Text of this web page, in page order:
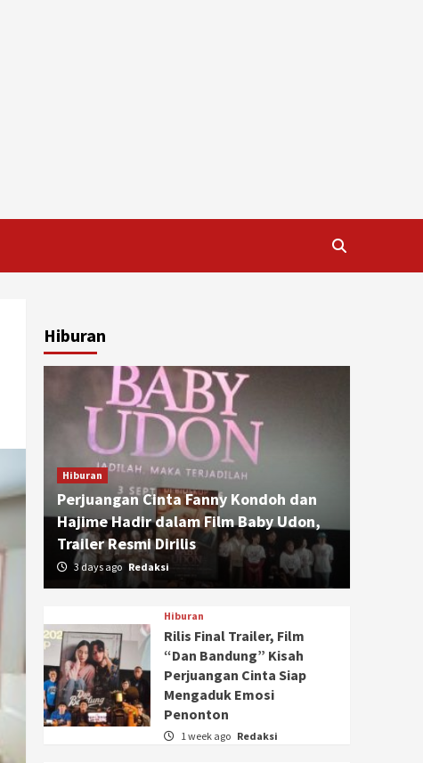
Hiburan
Hiburan
Perjuangan Cinta Fanny Kondoh dan
Hajime Hadir dalam Film Baby Udon,
Trailer Resmi Dirilis
3 days ago Redaksi
Hiburan
Rilis Final Trailer, Film
“Dan Bandung” Kisah
Perjuangan Cinta Siap
Mengaduk Emosi
Penonton
1 week ago Redaksi